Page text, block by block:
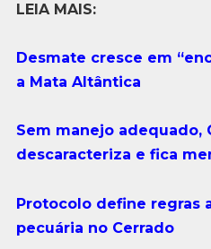
LEIA MAIS:
Desmate cresce em
a Mata Altântica
Sem manejo adequado,
descaracteriza e fica
Protocolo define regras
pecuária no Cerrado